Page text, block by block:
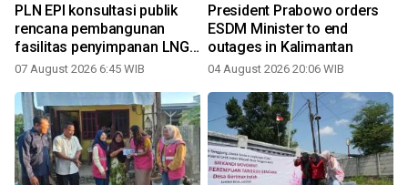
PLN EPI konsultasi publik
rencana pembangunan
fasilitas penyimpanan LNG
di Mataram
07 August 2026 6:45 WIB
President Prabowo orders
ESDM Minister to end
outages in Kalimantan
04 August 2026 20:06 WIB